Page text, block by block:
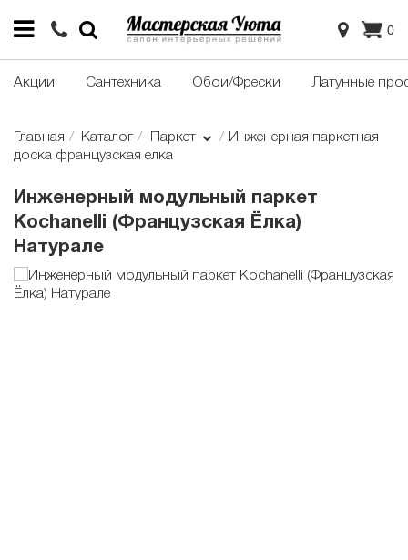
0
Акции Сантехника Обои/Фрески Латунные
Главная Каталог Паркет
Инженерная паркетная
доска французская елка
Инженерный модульный паркет
Kochanelli (Французская Ёлка)
Натурале